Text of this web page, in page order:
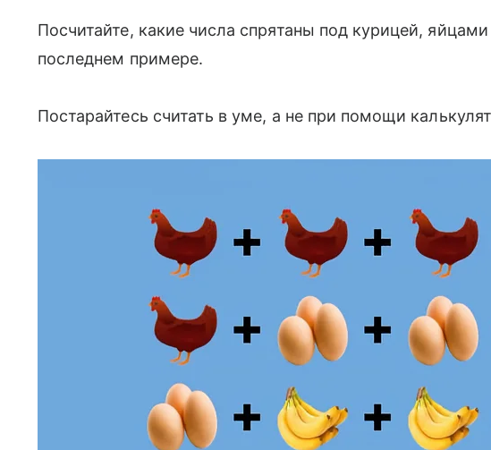
Посчитайте, какие числа спрятаны под курицей,
последнем примере.
Постарайтесь считать в уме, а не при помощи